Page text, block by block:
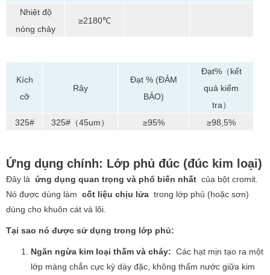
Nhiệt độ
nóng chảy
≥2180℃
Kích
cỡ
Rây
Đạt % (ĐẢM
BẢO)
Đạt%（kết
quả kiểm
tra）
325#
325#（45um） ≥95% ≥98,5%
Ứng dụng chính: Lớp phủ đúc (đúc kim loại)
Đây là ứng dụng quan trọng và phổ biến nhất của bột cromit.
Nó được dùng làm cốt liệu chịu lửa trong lớp phủ (hoặc sơn)
dùng cho khuôn cát và lõi.
Tại sao nó được sử dụng trong lớp phủ:
Ngăn ngừa kim loại thấm và cháy: Các hạt mịn tạo ra một
lớp màng chắn cực kỳ dày đặc, không thấm nước giữa kim